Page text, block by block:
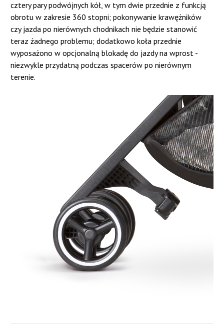
cztery pary podwójnych kół, w tym dwie przednie z funkcją
obrotu w zakresie 360 stopni; pokonywanie krawężników
czy jazda po nierównych chodnikach nie będzie stanowić
teraz żadnego problemu; dodatkowo koła przednie
wyposażono w opcjonalną blokadę do jazdy na wprost -
niezwykle przydatną podczas spacerów po nierównym
terenie.